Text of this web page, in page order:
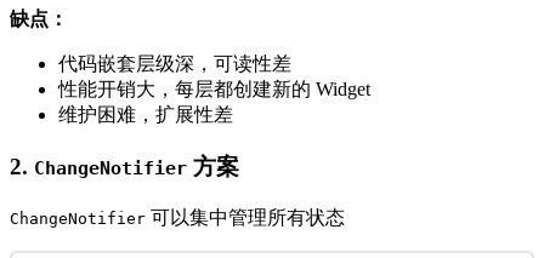
缺点：
代码嵌套层级深，可读性差
性能开销大，每层都创建新的 Widget
维护困难，扩展性差
2. ChangeNotifier 方案
ChangeNotifier 可以集中管理所有状态